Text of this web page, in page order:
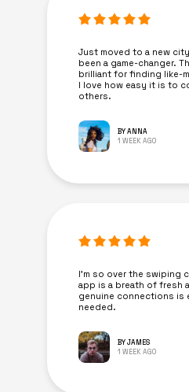
Just moved to a new
been a game-changer.
brilliant for finding like-
I love how easy it is to
others.
BY ANNA
1 WEEK AGO
I’m so over the swiping
app is a breath of fresh
genuine connections is
needed.
BY JAMES
1 WEEK AGO